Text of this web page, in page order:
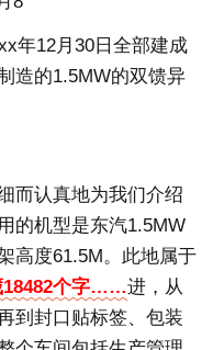
年12月30日全部建成
造的1.5MW的双馈异
而认真地为我们介绍
的机型是东汽1.5MW
高度61.5M。此地属于
个字……进，从
到封口贴标签、包装